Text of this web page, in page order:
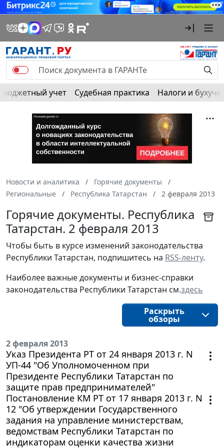
Бюджетный учет Судебная практика Налоги и
Новости и аналитика
Горячие документы
Региональные
Республика Татарстан 2 февраля 2013
Горячие документы. Республика
Татарстан. 2 февраля 2013
Чтобы быть в курсе изменений законодательства
Республики Татарстан, подпишитесь на RSS-ленту.
Наиболее важные документы и бизнес-справки
законодательства Республики Татарстан см.здесь
Раскрыть
обзоры
2 февраля 2013
Указ Президента РТ от 24 января 2013 г. N
УП-44 "Об Уполномоченном при
Президенте Республики Татарстан по
защите прав предпринимателей"
Постановление КМ РТ от 17 января 2013 г. N
12 "Об утверждении Государственного
задания на управление министерствам,
ведомствам Республики Татарстан по
индикаторам оценки качества жизни